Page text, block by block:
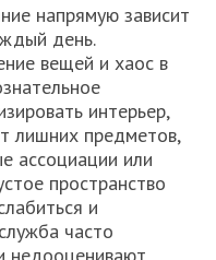
напрямую зависит
день.
вещей и хаос в
интерьер,
лишних предметов,
ассоциации или
пространство
и
часто
недооценивают